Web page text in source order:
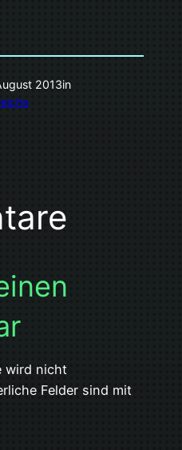
2013in
wird nicht
Felder sind mit